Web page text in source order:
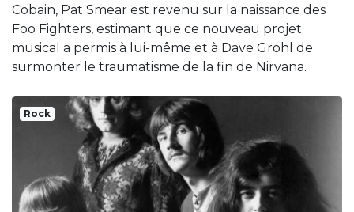
Cobain, Pat Smear est revenu sur la naissance des
Foo Fighters, estimant que ce nouveau projet
musical a permis à lui-même et à Dave Grohl de
surmonter le traumatisme de la fin de Nirvana.
Rock